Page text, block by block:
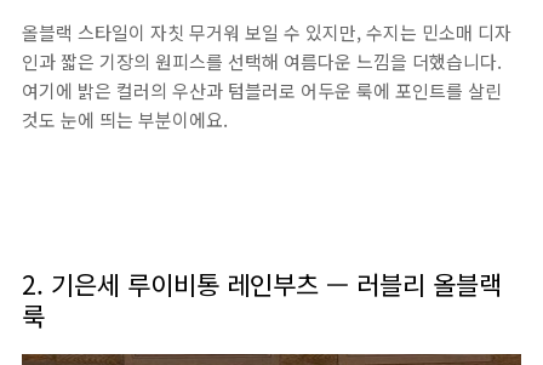
올블랙 스타일이 자칫 무거워 보일 수 있지만, 수지는 민소매 디자
인과 짧은 기장의 원피스를 선택해 여름다운 느낌을 더했습니다.
여기에 밝은 컬러의 우산과 텀블러로 어두운 룩에 포인트를 살린
것도 눈에 띄는 부분이에요.
2. 기은세 루이비통 레인부츠 — 러블리 올블랙
룩